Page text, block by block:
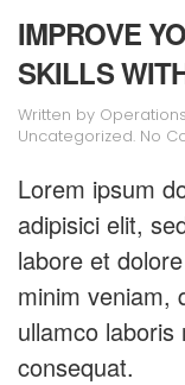
IMPROVE
SKILLS
Written by Operations
Uncategorized. No
Lorem ipsum
adipisici elit,
labore et
minim veniam,
ullamco
consequat.